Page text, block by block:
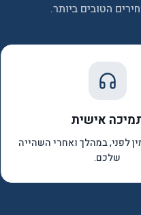
הטובים ביותר.
אישית
לפני, במהלך ואחרי השהייה
שלכם.